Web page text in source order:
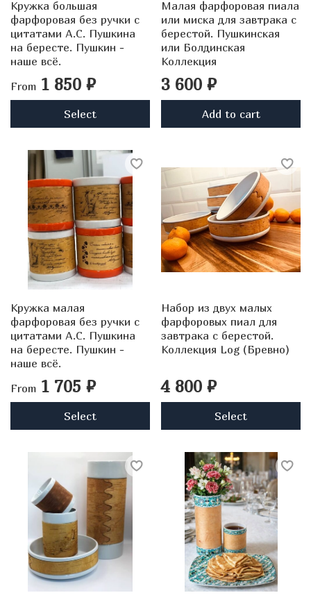
Кружка большая
фарфоровая без ручки с
цитатами А.С. Пушкина
на бересте. Пушкин -
наше всё.
From 1 850 ₽
Select
Малая фарфоровая пиала
или миска для завтрака с
берестой. Пушкинская
или Болдинская
Коллекция
3 600 ₽
Add to cart
Кружка малая
фарфоровая без ручки с
цитатами А.С. Пушкина
на бересте. Пушкин -
наше всё.
From 1 705 ₽
Select
Набор из двух малых
фарфоровых пиал для
завтрака с берестой.
Коллекция Log (Бревно)
4 800 ₽
Select